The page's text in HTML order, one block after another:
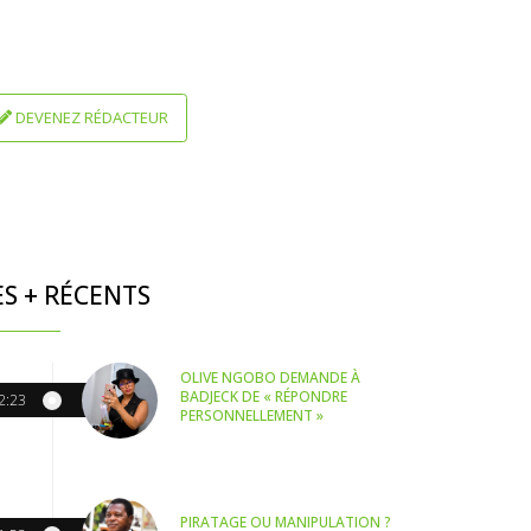
DEVENEZ RÉDACTEUR
+ RÉCENTS
OLIVE NGOBO DEMANDE À
BADJECK DE « RÉPONDRE
PERSONNELLEMENT »
PIRATAGE OU MANIPULATION ?